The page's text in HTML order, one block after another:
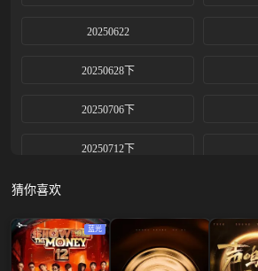
20250622
20250628下
20250706下
20250712下
20250726上
20250726下
猜你喜欢
蓝光